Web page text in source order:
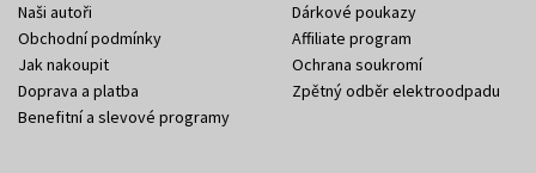
Naši autoři
Obchodní podmínky
Jak nakoupit
Doprava a platba
Benefitní a slevové programy
Dárkové poukazy
Affiliate program
Ochrana soukromí
Zpětný odběr elektroodpadu